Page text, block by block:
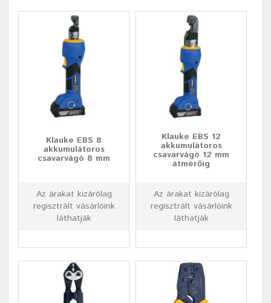
Klauke EBS 8
akkumulátoros
csavarvágó 8 mm
Az árakat kizárólag
regisztrált vásárlóink
láthatják
Klauke EBS 12
akkumulátoros
csavarvágó 12 mm
átmérőig
Az árakat kizárólag
regisztrált vásárlóink
láthatják